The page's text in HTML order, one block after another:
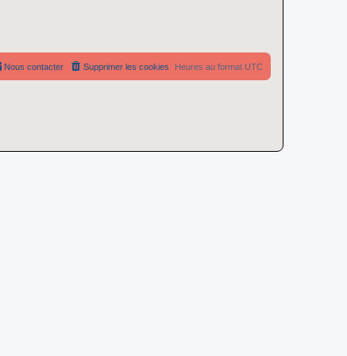
Heures au format UTC
Supprimer les cookies
Nous contacter